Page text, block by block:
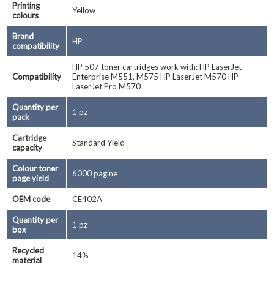
Printing
colours
Yellow
Brand
compatibility
HP
Compatibility
HP 507 toner cartridges work with: HP LaserJet
Enterprise M551, M575 HP LaserJet M570 HP
LaserJet Pro M570
Quantity per
pack
1 pz
Cartridge
capacity
Standard Yield
Colour toner
page yield
6000 pagine
OEM code CE402A
Quantity per
box
1 pz
Recycled
material
14%